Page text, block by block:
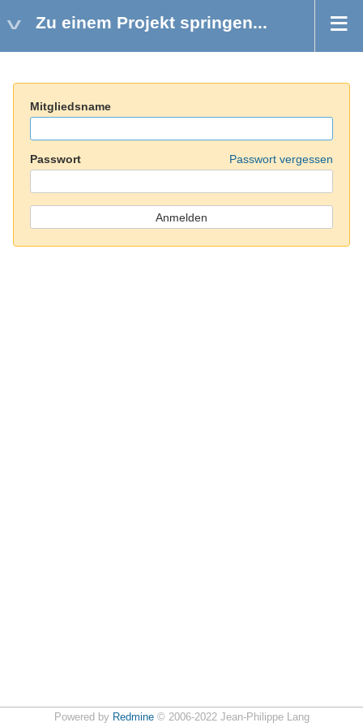
Zu einem Projekt springen...
Mitgliedsname
Passwort Passwort vergessen
Powered by Redmine© 2006-2022 Jean-Philippe Lang